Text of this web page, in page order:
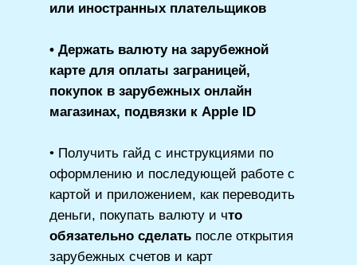
или иностранных плательщиков
• Держать валюту на зарубежной
карте для оплаты заграницей,
покупок в зарубежных онлайн
магазинах, подвязки к Apple ID
• Получить гайд с инструкциями по
оформлению и последующей работе с
картой и приложением, как переводить
деньги, покупать валюту и что
обязательно сделать после открытия
зарубежных счетов и карт